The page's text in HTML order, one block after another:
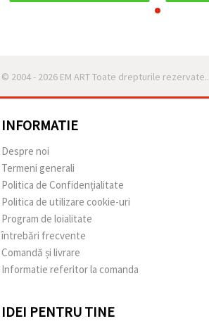
© 2004 - 2026 EM ART Toate drepturile rezervate..
INFORMATIE
Despre noi
Termeni generali
Politica de Confidențialitate
Politica de utilizare cookie-uri
Program de loialitate
întrebări frecvente
Comandă și livrare
Informatie referitor la comanda
IDEI PENTRU TINE